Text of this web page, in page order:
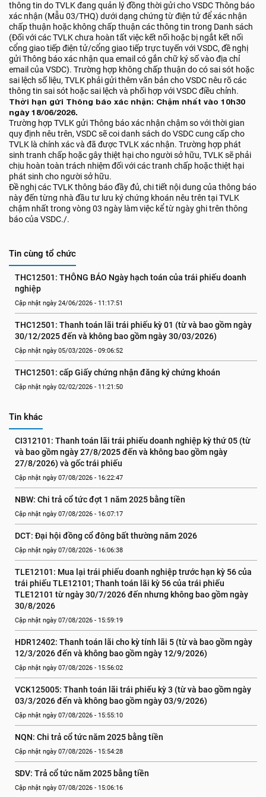
thông tin do TVLK đang quản lý đồng thời gửi cho VSDC Thông báo
xác nhận (Mẫu 03/THQ) dưới dạng chứng từ điện tử để xác nhận
chấp thuận hoặc không chấp thuận các thông tin trong Danh sách
(Đối với các TVLK chưa hoàn tất việc kết nối hoặc bị ngắt kết nối
cổng giao tiếp điện tử/cổng giao tiếp trực tuyến với VSDC, đề nghị
gửi Thông báo xác nhận qua email có gắn chữ ký số vào địa chỉ
email của VSDC). Trường hợp không chấp thuận do có sai sót hoặc
sai lệch số liệu, TVLK phải gửi thêm văn bản cho VSDC nêu rõ các
thông tin sai sót hoặc sai lệch và phối hợp với VSDC điều chỉnh.
Thời hạn gửi Thông báo xác nhận: Chậm nhất vào 10h30
ngày 18/06/2026.
Trường hợp TVLK gửi Thông báo xác nhận chậm so với thời gian
quy định nêu trên, VSDC sẽ coi danh sách do VSDC cung cấp cho
TVLK là chính xác và đã được TVLK xác nhận. Trường hợp phát
sinh tranh chấp hoặc gây thiệt hại cho người sở hữu, TVLK sẽ phải
chịu hoàn toàn trách nhiệm đối với các tranh chấp hoặc thiệt hại
phát sinh cho người sở hữu.
Đề nghị các TVLK thông báo đầy đủ, chi tiết nội dung của thông báo
này đến từng nhà đầu tư lưu ký chứng khoán nêu trên tại TVLK
chậm nhất trong vòng 03 ngày làm việc kể từ ngày ghi trên thông
báo của VSDC./.
Tin cùng tổ chức
THC12501: THÔNG BÁO Ngày hạch toán của trái phiếu doanh
nghiệp
Cập nhật ngày 24/06/2026 - 11:17:51
THC12501: Thanh toán lãi trái phiếu kỳ 01 (từ và bao gồm ngày
30/12/2025 đến và không bao gồm ngày 30/03/2026)
Cập nhật ngày 05/03/2026 - 09:06:52
THC12501: cấp Giấy chứng nhận đăng ký chứng khoán
Cập nhật ngày 02/02/2026 - 11:21:50
Tin khác
CI312101: Thanh toán lãi trái phiếu doanh nghiệp kỳ thứ 05 (từ
và bao gồm ngày 27/8/2025 đến và không bao gồm ngày
27/8/2026) và gốc trái phiếu
Cập nhật ngày 07/08/2026 - 16:22:47
NBW: Chi trả cổ tức đợt 1 năm 2025 bằng tiền
Cập nhật ngày 07/08/2026 - 16:07:17
DCT: Đại hội đồng cổ đông bất thường năm 2026
Cập nhật ngày 07/08/2026 - 16:06:38
TLE12101: Mua lại trái phiếu doanh nghiệp trước hạn kỳ 56 của
trái phiếu TLE12101; Thanh toán lãi kỳ 56 của trái phiếu
TLE12101 từ ngày 30/7/2026 đến nhưng không bao gồm ngày
30/8/2026
Cập nhật ngày 07/08/2026 - 15:59:19
HDR12402: Thanh toán lãi cho kỳ tính lãi 5 (từ và bao gồm ngày
12/3/2026 đến và không bao gồm ngày 12/9/2026)
Cập nhật ngày 07/08/2026 - 15:56:02
VCK125005: Thanh toán lãi trái phiếu kỳ 3 (từ và bao gồm ngày
03/3/2026 đến và không bao gồm ngày 03/9/2026)
Cập nhật ngày 07/08/2026 - 15:55:10
NQN: Chi trả cổ tức năm 2025 bằng tiền
Cập nhật ngày 07/08/2026 - 15:54:28
SDV: Trả cổ tức năm 2025 bằng tiền
Cập nhật ngày 07/08/2026 - 15:06:16